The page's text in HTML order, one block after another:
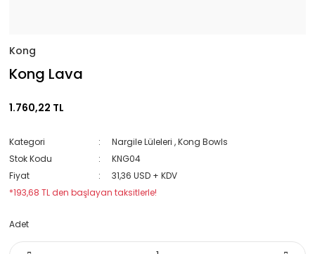
Kong
Kong Lava
1.760,22 TL
Kategori Nargile Lüleleri ,Kong Bowls
Stok Kodu
KNG04
Fiyat
31,36 USD + KDV
*193,68 TL den başlayan taksitlerle!
Adet